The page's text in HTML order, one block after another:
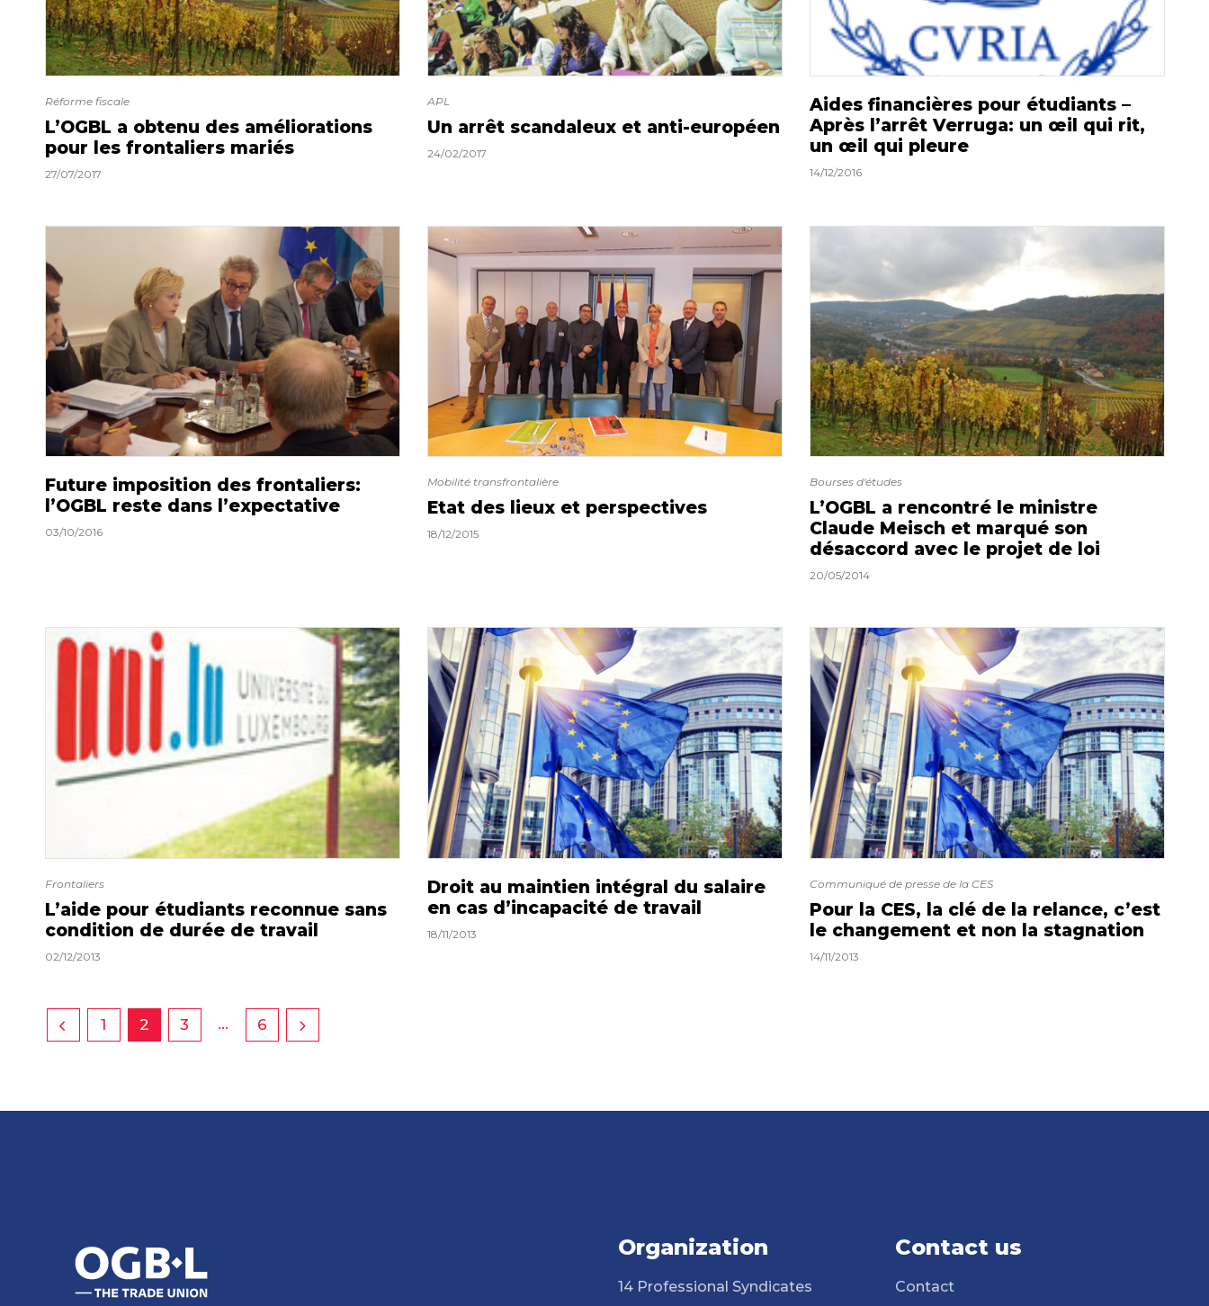
Réforme fiscale
L’OGBL a obtenu des améliorations
pour les frontaliers mariés
27/07/2017
APL
Un arrêt scandaleux et anti-européen
24/02/2017
Aides financières pour étudiants –
Après l’arrêt Verruga: un œil qui rit,
un œil qui pleure
14/12/2016
Future imposition des frontaliers:
l’OGBL reste dans l’expectative
03/10/2016
Mobilité transfrontalière
Etat des lieux et perspectives
18/12/2015
Bourses d'études
L’OGBL a rencontré le ministre
Claude Meisch et marqué son
désaccord avec le projet de loi
20/05/2014
Frontaliers
L’aide pour étudiants reconnue sans
condition de durée de travail
02/12/2013
Droit au maintien intégral du salaire
en cas d’incapacité de travail
18/11/2013
Communiqué de presse de la CES
Pour la CES, la clé de la relance, c’est
le changement et non la stagnation
14/11/2013
1 2 3 … 6
Organization
14 Professional Syndicates
Contact us
Contact